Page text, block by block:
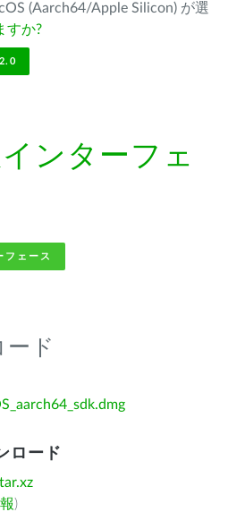
(Aarch64/Apple Silicon) が選
すか?
ンターフェ
フェース
ード
ロード
)